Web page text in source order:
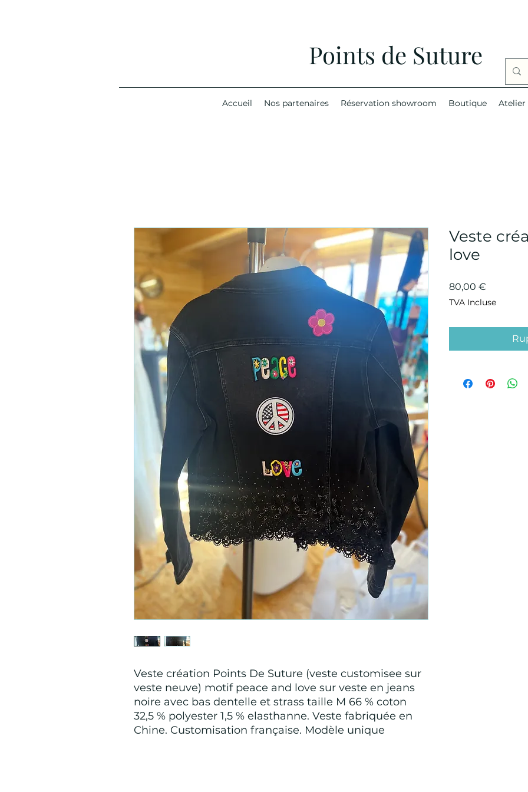
Points de Suture
Accueil Nos partenaires Réservation showroom Boutique Atelier
Veste création Points De Suture (veste customisee sur
veste neuve) motif peace and love sur veste en jeans
noire avec bas dentelle et strass taille M 66 % coton
32,5 % polyester 1,5 % elasthanne. Veste fabriquée en
Chine. Customisation française. Modèle unique
Veste
love
80,00 €
TVA Incluse